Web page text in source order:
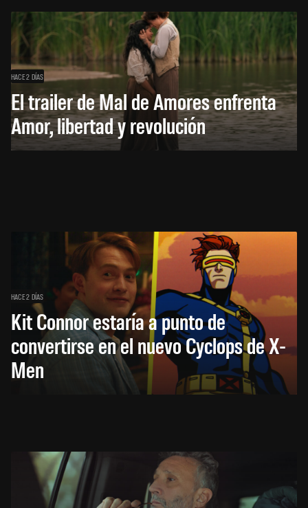
HACE 2 DÍAS
El trailer de Mal de Amores enfrenta
Amor, libertad y revolución
HACE 2 DÍAS
Kit Connor estaría a punto de
convertirse en el nuevo Cyclops de X-
Men